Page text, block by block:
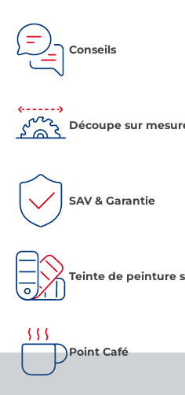
Conseils
Découpe sur
SAV & Garantie
Teinte de peinture
Point Café